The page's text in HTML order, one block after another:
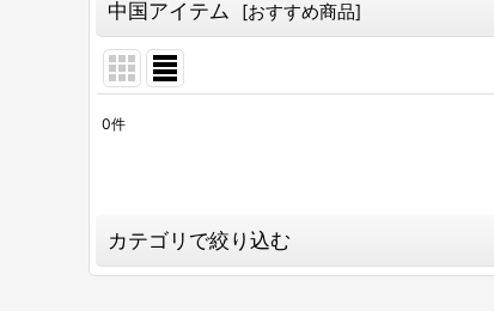
中国アイテム [おすすめ商品]
並び順:
0件
カテゴリで絞り込む